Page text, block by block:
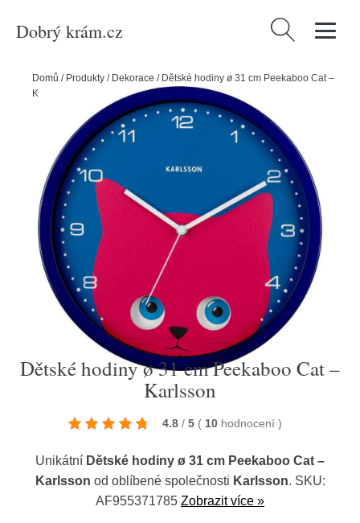
Dobrý krám.cz Vyhledávání
Domů / Produkty / Dekorace / Dětské hodiny ø 31 cm Peekaboo Cat –
Karlsson
Dětské hodiny ø 31 cm Peekaboo Cat –
Karlsson
4.8 / 5 ( 10 hodnocení )
Unikátní Dětské hodiny ø 31 cm Peekaboo Cat –
Karlsson od oblíbené společnosti Karlsson. SKU:
AF955371785 Zobrazit více »